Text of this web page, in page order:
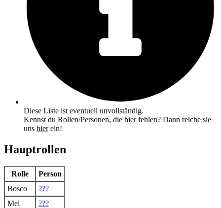
Diese Liste ist eventuell unvollständig.
Kennst du Rollen/Personen, die hier fehlen? Dann reiche sie
uns hierein!
Hauptrollen
Rolle
Person
Bosco
???
Mel
???